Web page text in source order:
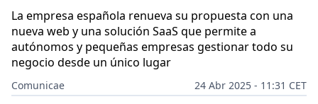
La empresa española renueva su propuesta con una
nueva web y una solución SaaS que permite a
autónomos y pequeñas empresas gestionar todo su
negocio desde un único lugar
Comunicae
24 Abr 2025 - 11:31 CET